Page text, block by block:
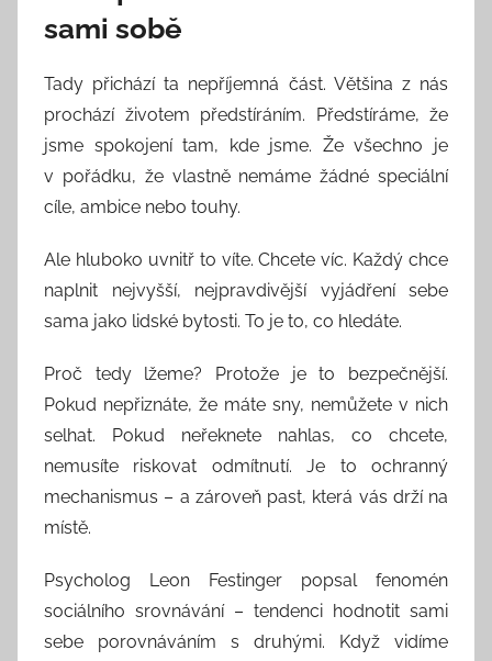
sami sobě
Tady přichází ta nepříjemná část. Většina z nás
prochází životem předstíráním. Předstíráme, že
jsme spokojení tam, kde jsme. Že všechno je
v pořádku, že vlastně nemáme žádné speciální
cíle, ambice nebo touhy.
Ale hluboko uvnitř to víte. Chcete víc. Každý chce
naplnit nejvyšší, nejpravdivější vyjádření sebe
sama jako lidské bytosti. To je to, co hledáte.
Proč tedy lžeme? Protože je to bezpečnější.
Pokud nepřiznáte, že máte sny, nemůžete v nich
selhat. Pokud neřeknete nahlas, co chcete,
nemusíte riskovat odmítnutí. Je to ochranný
mechanismus – a zároveň past, která vás drží na
místě.
Psycholog Leon Festinger popsal fenomén
sociálního srovnávání – tendenci hodnotit sami
sebe porovnáváním s druhými. Když vidíme